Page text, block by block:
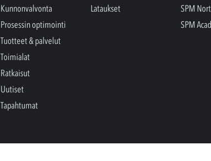
Kunnonvalvonta
Prosessin optimointi
Tuotteet & palvelut
Toimialat
Ratkaisut
Uutiset
Tapahtumat
Lataukset
SPM
SPM